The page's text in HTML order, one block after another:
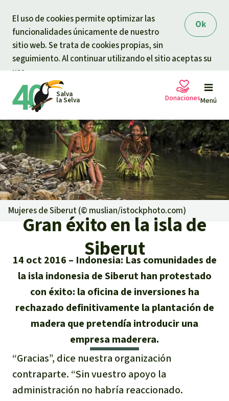
Ok
El uso de cookies permite optimizar las
funcionalidades únicamente de nuestro
sitio web. Se trata de cookies propias, sin
seguimiento. Al continuar utilizando el sitio aceptas su
uso.
Salva
la Selva Menú
Peticiones
Proyectos
Informaciones
Informaciones
Éxitos y Noticias
Suscribirme al boletín
Prensa
Banners Salva la Selva
Widget Salva la Selva
Agenda
Temas
Clima
Madera tropical
Biodiversidad
Selva tropical
Derechos de la Naturaleza
Salva la Selva
Salva la Selva
Acerca de Salva la Selva
40 años Salva la Selva
En los Medios
FAQ
Búsqueda
Español
Deutsch
English
Français
Donaciones
Tu donación ayuda
Donación general
Urgen donaciones
Certificados de donación
Preguntas y Respuestas
Donar para un tema
Bienestar animal
Defensa de la selva
Defensoras y defensores de la
Donar para una región
Sudeste de Asia
Latinoamérica
Mujeres de Siberut (© muslian/istockphoto.com)
Gran éxito en la isla de
Siberut
14 oct 2016
Indonesia: Las comunidades de
la isla indonesia de Siberut han protestado
con éxito: la oficina de inversiones ha
rechazado definitivamente la plantación de
madera que pretendía introducir una
empresa maderera.
“Gracias”, dice nuestra organización
contraparte. “Sin vuestro apoyo la
administración no habría reaccionado.